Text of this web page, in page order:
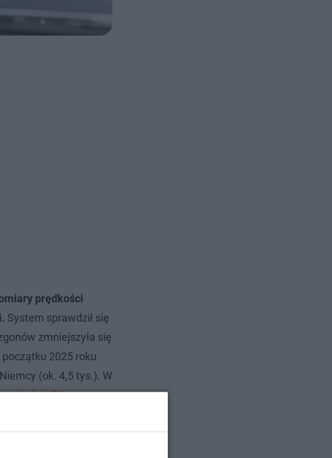
prędkości
System sprawdził się
zmniejszyła się
2025 roku
(ok. 4,5 tys.). W
70